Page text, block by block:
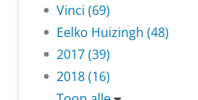
Vinci (69)
Eelko Huizingh (48)
2017 (39)
2018 (16)